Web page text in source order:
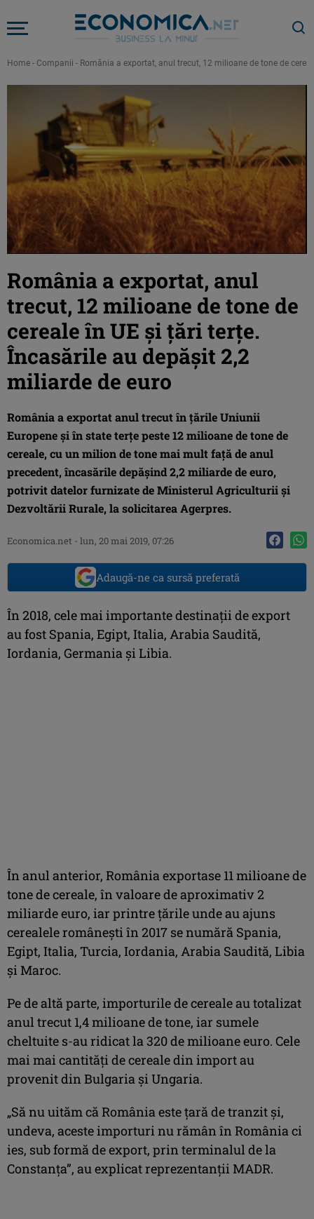
Home - Companii - România a exportat, anul trecut, 12 milioane de tone de
România a exportat, anul
trecut, 12 milioane de tone de
cereale în UE şi ţări terţe.
Încasările au depăşit 2,2
miliarde de euro
România a exportat anul trecut în ţările Uniunii
Europene şi în state terţe peste 12 milioane de tone de
cereale, cu un milion de tone mai mult faţă de anul
precedent, încasările depăşind 2,2 miliarde de euro,
potrivit datelor furnizate de Ministerul Agriculturii şi
Dezvoltării Rurale, la solicitarea Agerpres.
Economica.net - lun, 20 mai 2019, 07:26
Adaugă-ne ca sursă preferată
În 2018, cele mai importante destinaţii de export
au fost Spania, Egipt, Italia, Arabia Saudită,
Iordania, Germania şi Libia.
În anul anterior, România exportase 11 milioane de
tone de cereale, în valoare de aproximativ 2
miliarde euro, iar printre ţările unde au ajuns
cerealele româneşti în 2017 se numără Spania,
Egipt, Italia, Turcia, Iordania, Arabia Saudită, Libia
şi Maroc.
Pe de altă parte, importurile de cereale au totalizat
anul trecut 1,4 milioane de tone, iar sumele
cheltuite s-au ridicat la 320 de milioane euro. Cele
mai mai cantităţi de cereale din import au
provenit din Bulgaria şi Ungaria.
„Să nu uităm că România este ţară de tranzit şi,
undeva, aceste importuri nu rămân în România ci
ies, sub formă de export, prin terminalul de la
Constanţa”, au explicat reprezentanţii MADR.